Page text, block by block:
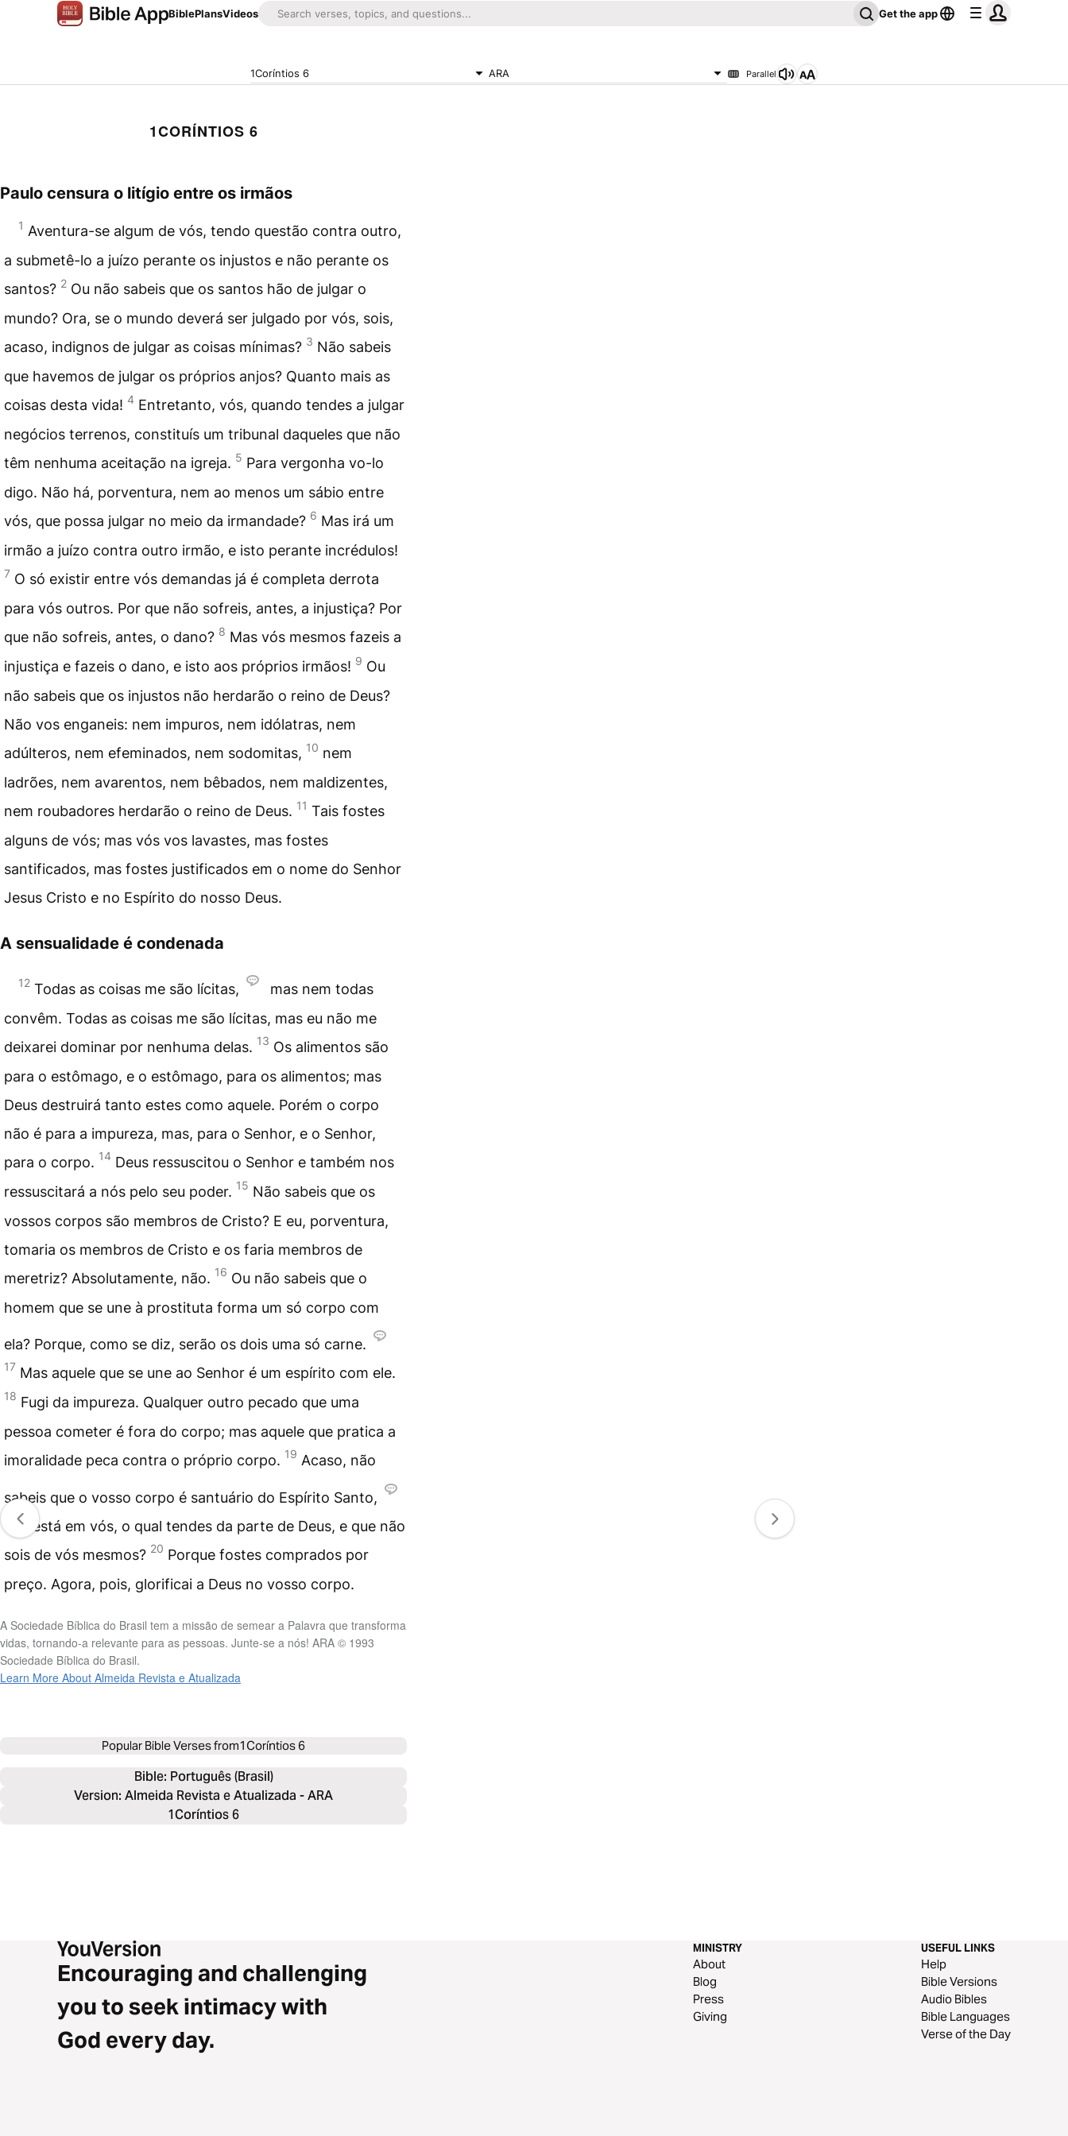
BiblePlansVideos Get the app
1Coríntios 6 ARA Parallel
1CORÍNTIOS 6
Paulo censura o litígio entre os irmãos
1 Aventura-se algum de vós, tendo questão contra outro,
a submetê-lo a juízo perante os injustos e não perante os
santos? 2 Ou não sabeis que os santos hão de julgar o
mundo? Ora, se o mundo deverá ser julgado por vós, sois,
acaso, indignos de julgar as coisas mínimas? 3 Não sabeis
que havemos de julgar os próprios anjos? Quanto mais as
coisas desta vida! 4 Entretanto, vós, quando tendes a julgar
negócios terrenos, constituís um tribunal daqueles que não
têm nenhuma aceitação na igreja. 5 Para vergonha vo-lo
digo. Não há, porventura, nem ao menos um sábio entre
vós, que possa julgar no meio da irmandade? 6 Mas irá um
irmão a juízo contra outro irmão, e isto perante incrédulos!
7 O só existir entre vós demandas já é completa derrota
para vós outros. Por que não sofreis, antes, a injustiça? Por
que não sofreis, antes, o dano? 8 Mas vós mesmos fazeis a
injustiça e fazeis o dano, e isto aos próprios irmãos! 9 Ou
não sabeis que os injustos não herdarão o reino de Deus?
Não vos enganeis: nem impuros, nem idólatras, nem
adúlteros, nem efeminados, nem sodomitas, 10 nem
ladrões, nem avarentos, nem bêbados, nem maldizentes,
nem roubadores herdarão o reino de Deus. 11 Tais fostes
alguns de vós; mas vós vos lavastes, mas fostes
santificados, mas fostes justificados em o nome do Senhor
Jesus Cristo e no Espírito do nosso Deus.
A sensualidade é condenada
12 Todas as coisas me são lícitas,
mas nem todas
convêm. Todas as coisas me são lícitas, mas eu não me
deixarei dominar por nenhuma delas. 13 Os alimentos são
para o estômago, e o estômago, para os alimentos; mas
Deus destruirá tanto estes como aquele. Porém o corpo
não é para a impureza, mas, para o Senhor, e o Senhor,
para o corpo. 14 Deus ressuscitou o Senhor e também nos
ressuscitará a nós pelo seu poder. 15 Não sabeis que os
vossos corpos são membros de Cristo? E eu, porventura,
tomaria os membros de Cristo e os faria membros de
meretriz? Absolutamente, não. 16 Ou não sabeis que o
homem que se une à prostituta forma um só corpo com
ela? Porque, como se diz, serão os dois uma só carne.
17 Mas aquele que se une ao Senhor é um espírito com ele.
18 Fugi da impureza. Qualquer outro pecado que uma
pessoa cometer é fora do corpo; mas aquele que pratica a
imoralidade peca contra o próprio corpo. 19 Acaso, não
sabeis que o vosso corpo é santuário do Espírito Santo,
que está em vós, o qual tendes da parte de Deus, e que não
sois de vós mesmos? 20 Porque fostes comprados por
preço. Agora, pois, glorificai a Deus no vosso corpo.
A Sociedade Bíblica do Brasil tem a missão de semear a Palavra que transforma
vidas, tornando-a relevante para as pessoas. Junte-se a nós! ARA © 1993
Sociedade Bíblica do Brasil.
Learn More About Almeida Revista e Atualizada
Popular Bible Verses from1Coríntios 6
Bible: Português (Brasil)
Version: Almeida Revista e Atualizada - ARA
1Coríntios 6
Encouraging and challenging
you to seek intimacy with
God every day.
MINISTRY
About
Blog
Press
Giving
USEFUL LINKS
Help
Bible Versions
Audio Bibles
Bible Languages
Verse of the Day